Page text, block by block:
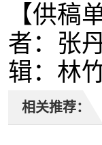
【供
者：张
辑：
相关推荐：